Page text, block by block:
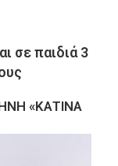
σε παιδιά 3
«ΚΑΤΙΝΑ